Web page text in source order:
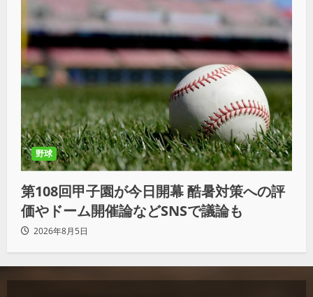
野球
第108回甲子園が今日開幕 酷暑対策への評
価やドーム開催論などSNSで議論も
2026年8月5日